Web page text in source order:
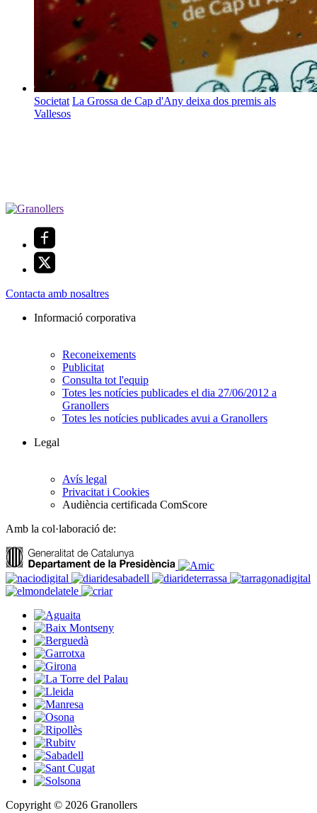
Societat La Grossa de Cap d'Any deixa dos premis als
Vallesos
Contacta amb nosaltres
Informació corporativa
Reconeixements
Publicitat
Consulta tot l'equip
Totes les notícies publicades el dia 27/06/2012 a
Granollers
Totes les notícies publicades avui a Granollers
Legal
Avís legal
Privacitat i Cookies
Audiència certificada ComScore
Amb la col·laboració de:
Copyright © 2026 Granollers